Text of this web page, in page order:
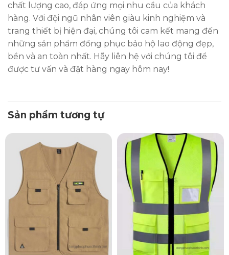
chất lượng cao, đáp ứng mọi nhu cầu của khách
hàng. Với đội ngũ nhân viên giàu kinh nghiệm và
trang thiết bị hiện đại, chúng tôi cam kết mang đến
những sản phẩm đồng phục bảo hộ lao động đẹp,
bền và an toàn nhất. Hãy liên hệ với chúng tôi để
được tư vấn và đặt hàng ngay hôm nay!
Sản phẩm tương tự